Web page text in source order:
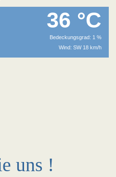
36 °C
Bedeckungsgrad: 1 %
Wind: SW 18 km/h
uns !